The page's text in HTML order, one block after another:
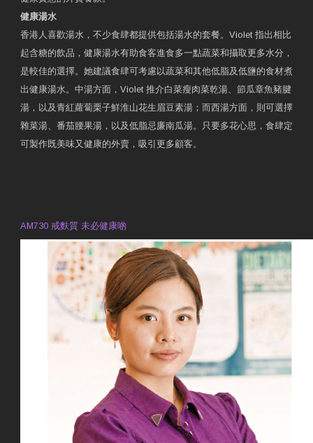
健康湯水
香港人喜歡湯水，不少食肆都提供包括湯水的套餐。Violet 指出相比
起含糖的飲品，健康湯水有助食客進食多一點蔬菜和攝取更多水分，
是較佳的選擇。她建議食肆可考慮以蔬菜和其他低脂及低鹽的食材煮
出健康湯水。中湯方面，Violet 推介白菜瘦肉菜乾湯、節瓜章魚豬腱
湯，以及青紅蘿蔔栗子鮮淮山花生眉豆素湯；而西湯方面，則可選擇
雜菜湯、番茄腰果湯，以及低脂忌廉南瓜湯。只要多花心思，食肆定
可製作既美味又健康的外賣，吸引更多顧客。
AM730 戒麩質 未必健康啲